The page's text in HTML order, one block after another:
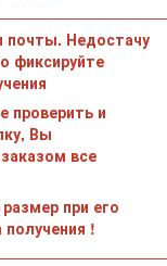
почты. Недостачу
фиксируйте
проверить и
Вы
все
при его
!